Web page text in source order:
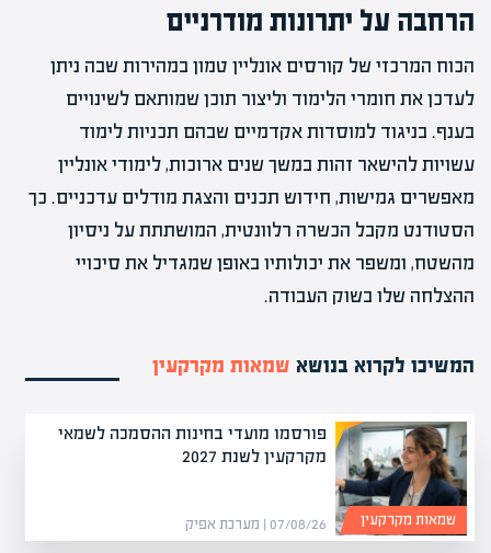
הרחבה על יתרונות מודרניים
הכוח המרכזי של קורסים אונליין טמון במהירות שבה ניתן
לעדכן את חומרי הלימוד וליצור תוכן שמותאם לשינויים
בענף. בניגוד למוסדות אקדמיים שבהם תכניות לימוד
עשויות להישאר זהות במשך שנים ארוכות, לימודי אונליין
מאפשרים גמישות, חידוש תכנים והצגת מודלים עדכניים. כך
הסטודנט מקבל הכשרה רלוונטית, המושתתת על ניסיון
מהשטח, ומשפר את יכולותיו באופן שמגדיל את סיכויי
ההצלחה שלו בשוק העבודה.
המשיכו לקרוא בנושא שמאות מקרקעין
פורסמו מועדי בחינות ההסמכה לשמאי
מקרקעין לשנת 2027
07/08/26 | מערכת אפיק שמאות מקרקעין